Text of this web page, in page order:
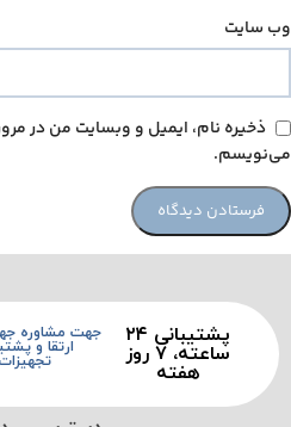
وب‌ سایت
ذخیره نام، ایمیل و وبسایت من در
می‌نویسم.
پشتیبانی ۲۴
ساعته، ۷ روز
هفته
جهت مشاوره
ارتقا و
تجهیزات